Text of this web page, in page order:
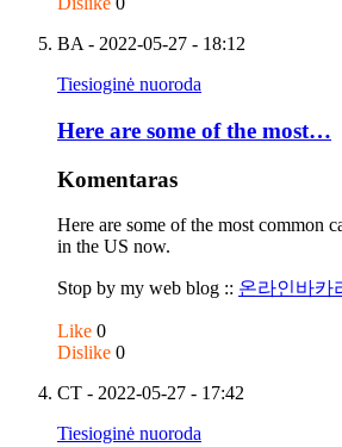
BA - 2022-05-27 - 18:12
Tiesioginė nuoroda
Here are some of the most…
Komentaras
Here are some of the most common
in the US now.
Stop by my web blog :: 온라인바카
Like 0
Dislike 0
CT - 2022-05-27 - 17:42
Tiesioginė nuoroda